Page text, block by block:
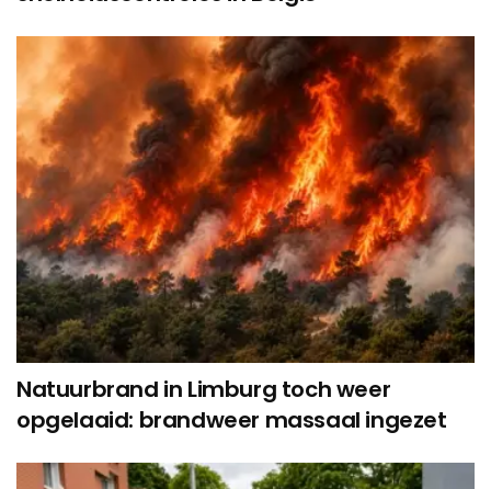
Natuurbrand in Limburg toch weer
opgelaaid: brandweer massaal ingezet